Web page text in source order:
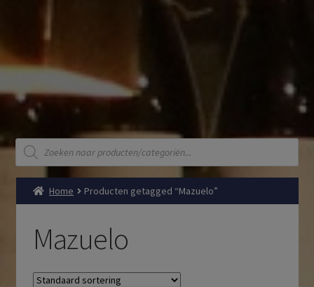
Producten
zoeken
Home Producten getagged “Mazuelo”
Mazuelo